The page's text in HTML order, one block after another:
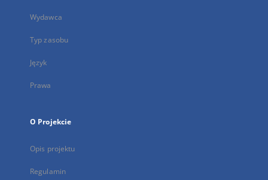
Wydawca
Typ zasobu
Język
Prawa
O Projekcie
Opis projektu
Regulamin